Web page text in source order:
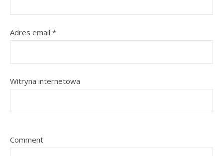
Adres email *
Witryna internetowa
Comment